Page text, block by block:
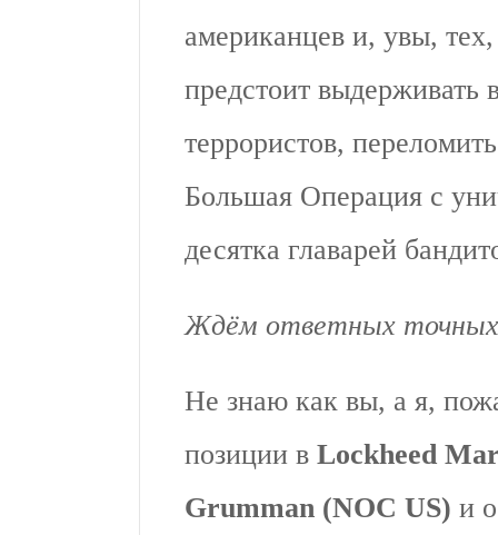
американцев и, увы,
предстоит
террористов,
Большая Операция с
десятка главарей
Ждём ответных точных
Не знаю как вы, а я,
позиции в Lockheed
Grumman (NOC US) и